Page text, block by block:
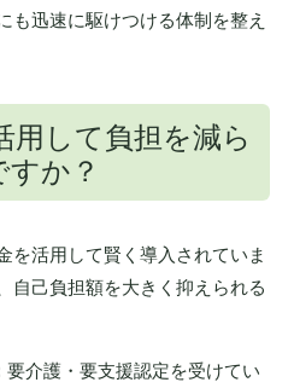
も迅速に駆けつける体制を整え
用して負担を減ら
か？
を活用して賢く導入されていま
自己負担額を大きく抑えられる
要介護・要支援認定を受けてい